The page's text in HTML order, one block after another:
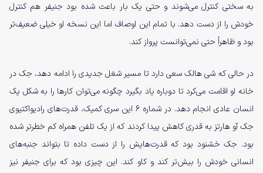
به سختی کنترل می‌شوند و حتی یک بار باعث شده بود جنیفر هم کنترل
خودش را از دست دهد. با تمام این اوصاف اما این نسخه او خیلی ضعیف‌تر
بود و ظاهراً حتی نمی‌توانست پرواز کند.
در حالی که شی هالک سعی دارد تا مسیر شغل جدیدی را ادامه دهد، جک در
خانه او اقامت می‌کرد تا دوباره یاد بگیرد چگونه می‌توان کارها را به شکل یک
انسان عادی انجام دهد. در شماره ۶ این سری کمیک، قدرت‌های رادیواکتیوی
جک آو هارتز به قدری کاهش پیدا کردند که از یک تلفن همراه کم خطرتر شده
بود. جک خشنود بود که قدرت‌هایش را از دست داده تا بتواند جنبه‌های
انسانی خودش را بیش‌تر کند و کاو کند. این چیزی بود که برای جنیفر نیز